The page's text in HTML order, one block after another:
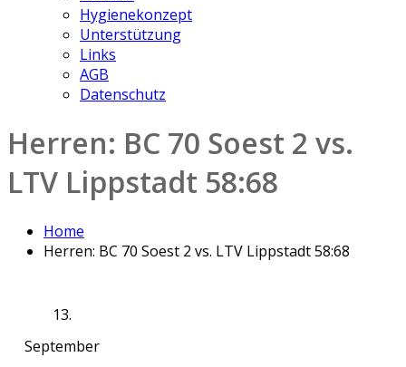
Hygienekonzept
Unterstützung
Links
AGB
Datenschutz
Herren: BC 70 Soest 2 vs.
LTV Lippstadt 58:68
Home
Herren: BC 70 Soest 2 vs. LTV Lippstadt 58:68
13.
September